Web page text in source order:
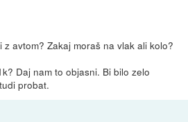
avtom? Zakaj moraš na vlak ali kolo?
Daj nam to objasni. Bi bilo zelo
probat.